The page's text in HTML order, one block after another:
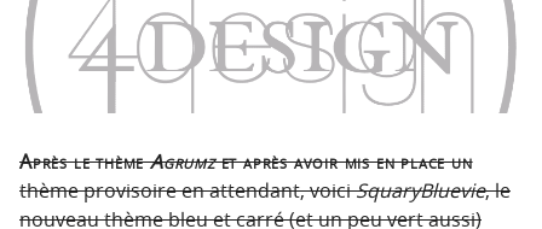
Après le thèmeAgrumzet après avoir mis en place un
thème provisoire en attendant, voiciSquaryBluevie, le
nouveau thème bleu et carré (et un peu vert aussi)